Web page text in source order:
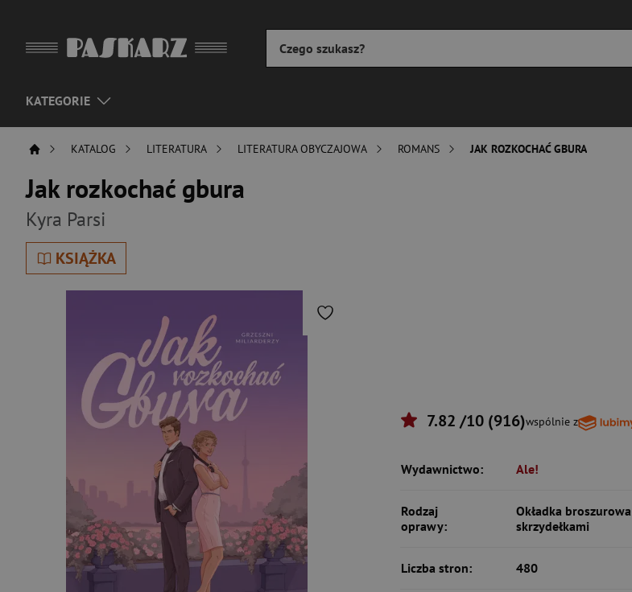
KATEGORIE
KATALOG LITERATURA LITERATURA OBYCZAJOWA ROMANS JAK ROZKOCHAĆ GBURA
Jak rozkochać gbura
Kyra Parsi
KSIĄŻKA
7.82 /10 (916)wspólnie z
Wydawnictwo: Ale!
Rodzaj
oprawy:
Okładka
skrzydełkami
Liczba stron: 480